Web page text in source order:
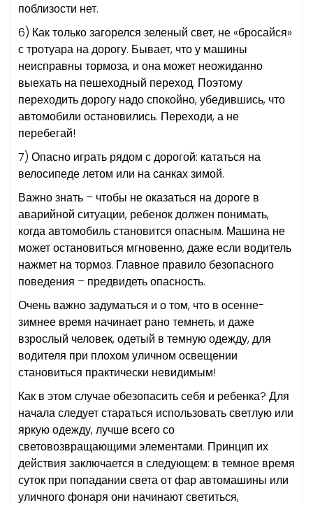
поблизости нет.
6) Как только загорелся зеленый свет, не «бросайся»
с тротуара на дорогу. Бывает, что у машины
неисправны тормоза, и она может неожиданно
выехать на пешеходный переход. Поэтому
переходить дорогу надо спокойно, убедившись, что
автомобили остановились. Переходи, а не
перебегай!
7) Опасно играть рядом с дорогой: кататься на
велосипеде летом или на санках зимой.
Важно знать – чтобы не оказаться на дороге в
аварийной ситуации, ребенок должен понимать,
когда автомобиль становится опасным. Машина не
может остановиться мгновенно, даже если водитель
нажмет на тормоз. Главное правило безопасного
поведения – предвидеть опасность.
Очень важно задуматься и о том, что в осенне-
зимнее время начинает рано темнеть, и даже
взрослый человек, одетый в темную одежду, для
водителя при плохом уличном освещении
становиться практически невидимым!
Как в этом случае обезопасить себя и ребенка? Для
начала следует стараться использовать светлую или
яркую одежду, лучше всего со
световозвращающими элементами. Принцип их
действия заключается в следующем: в темное время
суток при попадании света от фар автомашины или
уличного фонаря они начинают светиться,